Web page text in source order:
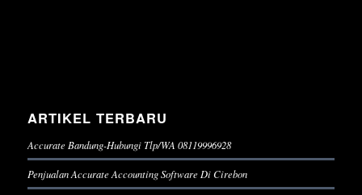
ARTIKEL TERBARU
Accurate Bandung-Hubungi Tlp/WA 08119996928
Penjualan Accurate Accounting Software Di Cirebon